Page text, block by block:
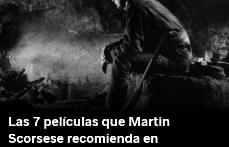
Las 7 películas que Martin
Scorsese recomienda en